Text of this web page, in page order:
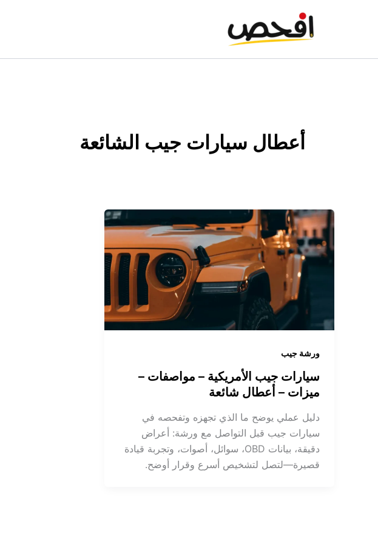
أعطال سيارات جيب الشائعة
ورشة جيب
سيارات جيب الأمريكية – مواصفات –
ميزات – أعطال شائعة
دليل عملي يوضح ما الذي تجهزه وتفحصه في
سيارات جيب قبل التواصل مع ورشة: أعراض
دقيقة، بيانات OBD، سوائل، أصوات، وتجربة قيادة
قصيرة—لتصل لتشخيص أسرع وقرار أوضح.